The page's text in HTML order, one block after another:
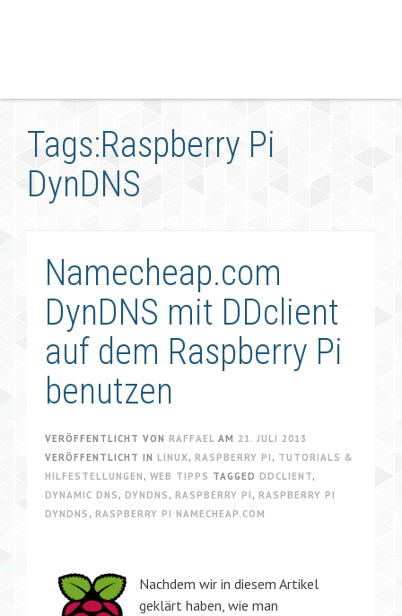
Tags:Raspberry Pi
DynDNS
Namecheap.com
DynDNS mit DDclient
auf dem Raspberry Pi
benutzen
VERÖFFENTLICHT VON RAFFAEL AM 21. JULI 2013
VERÖFFENTLICHT IN LINUX, RASPBERRY PI , TUTORIALS &
HILFESTELLUNGEN , WEB TIPPS TAGGED DDCLIENT,
DYNAMIC DNS , DYNDNS , RASPBERRY PI , RASPBERRY PI
DYNDNS , RASPBERRY PI NAMECHEAP.COM
Nachdem wir in diesem Artikel
geklärt haben, wie man